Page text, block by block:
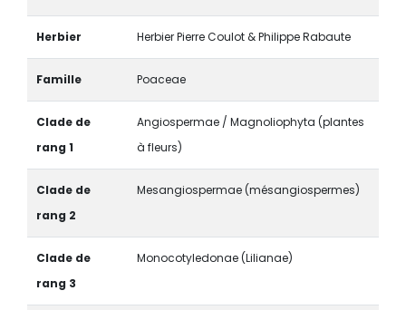
Herbier Herbier Pierre Coulot & Philippe Rabaute
Famille Poaceae
Clade de
rang 1
Angiospermae / Magnoliophyta (plantes
à fleurs)
Clade de
rang 2
Mesangiospermae (mésangiospermes)
Clade de
rang 3
Monocotyledonae (Lilianae)